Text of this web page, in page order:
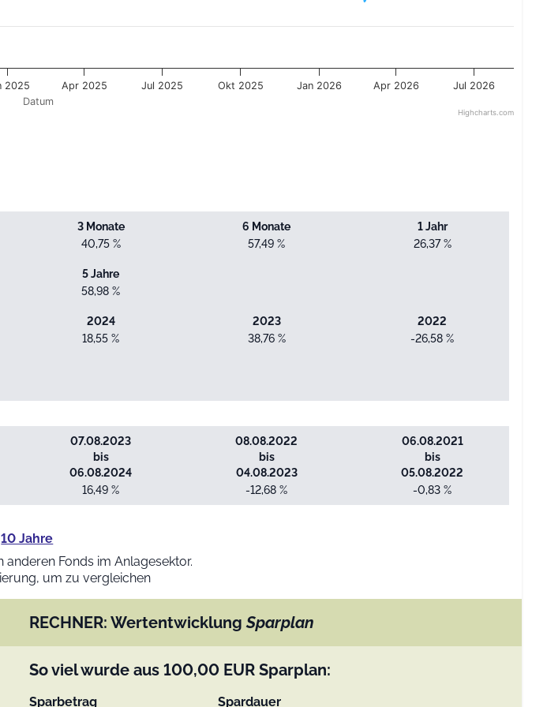
Datum
2025 Jul 2025 Jan 2026 Jul 2026
Apr 2025 Okt 2025 Apr 2026
Highcharts.com
3 Monate
40,75 %
6 Monate
57,49 %
1 Jahr
26,37 %
5 Jahre
58,98 %
2024
18,55 %
2023
38,76 %
2022
-26,58 %
07.08.2023
bis
06.08.2024
16,49 %
08.08.2022
bis
04.08.2023
-12,68 %
06.08.2021
bis
05.08.2022
-0,83 %
10 Jahre
Fonds im Anlagesektor.
um zu vergleichen
RECHNER: WertentwicklungSparplan
So viel wurde aus 100,00 EUR Sparplan:
Sparbetrag Spardauer